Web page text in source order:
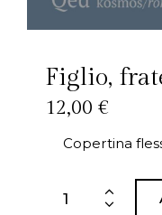
Figlio,
12,00 €